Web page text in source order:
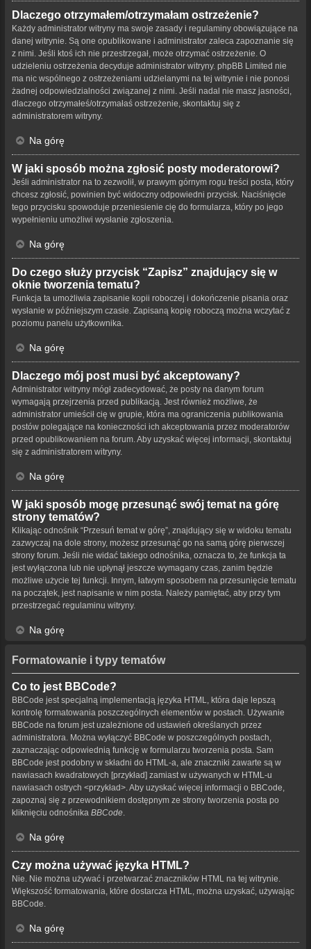
Dlaczego otrzymałem/otrzymałam ostrzeżenie?
Każdy administrator witryny ma swoje zasady i regulaminy obowiązujące na
danej witrynie. Są one opublikowane i administrator zaleca zapoznanie się
z nimi. Jeśli ktoś ich nie przestrzegał, może otrzymać ostrzeżenie. O
udzieleniu ostrzeżenia decyduje administrator witryny. phpBB Limited nie
ma nic wspólnego z ostrzeżeniami udzielanymi na tej witrynie i nie ponosi
żadnej odpowiedzialności związanej z nimi. Jeśli nadal nie masz jasności,
dlaczego otrzymałeś/otrzymałaś ostrzeżenie, skontaktuj się z
administratorem witryny.
Na górę
W jaki sposób można zgłosić posty moderatorowi?
Jeśli administrator na to zezwolił, w prawym górnym rogu treści posta, który
chcesz zgłosić, powinien być widoczny odpowiedni przycisk. Naciśnięcie
tego przycisku spowoduje przeniesienie cię do formularza, który po jego
wypełnieniu umożliwi wysłanie zgłoszenia.
Na górę
Do czego służy przycisk “Zapisz” znajdujący się w
oknie tworzenia tematu?
Funkcja ta umożliwia zapisanie kopii roboczej i dokończenie pisania oraz
wysłanie w późniejszym czasie. Zapisaną kopię roboczą można wczytać z
poziomu panelu użytkownika.
Na górę
Dlaczego mój post musi być akceptowany?
Administrator witryny mógł zadecydować, że posty na danym forum
wymagają przejrzenia przed publikacją. Jest również możliwe, że
administrator umieścił cię w grupie, która ma ograniczenia publikowania
postów polegające na konieczności ich akceptowania przez moderatorów
przed opublikowaniem na forum. Aby uzyskać więcej informacji, skontaktuj
się z administratorem witryny.
Na górę
W jaki sposób mogę przesunąć swój temat na górę
strony tematów?
Klikając odnośnik “Przesuń temat w górę”, znajdujący się w widoku tematu
zazwyczaj na dole strony, możesz przesunąć go na samą górę pierwszej
strony forum. Jeśli nie widać takiego odnośnika, oznacza to, że funkcja ta
jest wyłączona lub nie upłynął jeszcze wymagany czas, zanim będzie
możliwe użycie tej funkcji. Innym, łatwym sposobem na przesunięcie tematu
na początek, jest napisanie w nim posta. Należy pamiętać, aby przy tym
przestrzegać regulaminu witryny.
Na górę
Formatowanie i typy tematów
Co to jest BBCode?
BBCode jest specjalną implementacją języka HTML, która daje lepszą
kontrolę formatowania poszczególnych elementów w postach. Używanie
BBCode na forum jest uzależnione od ustawień określanych przez
administratora. Można wyłączyć BBCode w poszczególnych postach,
zaznaczając odpowiednią funkcję w formularzu tworzenia posta. Sam
BBCode jest podobny w składni do HTML-a, ale znaczniki zawarte są w
nawiasach kwadratowych [przykład] zamiast w używanych w HTML-u
nawiasach ostrych <przykład>. Aby uzyskać więcej informacji o BBCode,
zapoznaj się z przewodnikiem dostępnym ze strony tworzenia posta po
kliknięciu odnośnika BBCode
Na górę
Czy można używać języka HTML?
Nie. Nie można używać i przetwarzać znaczników HTML na tej witrynie.
Większość formatowania, które dostarcza HTML, można uzyskać, używając
BBCode.
Na górę